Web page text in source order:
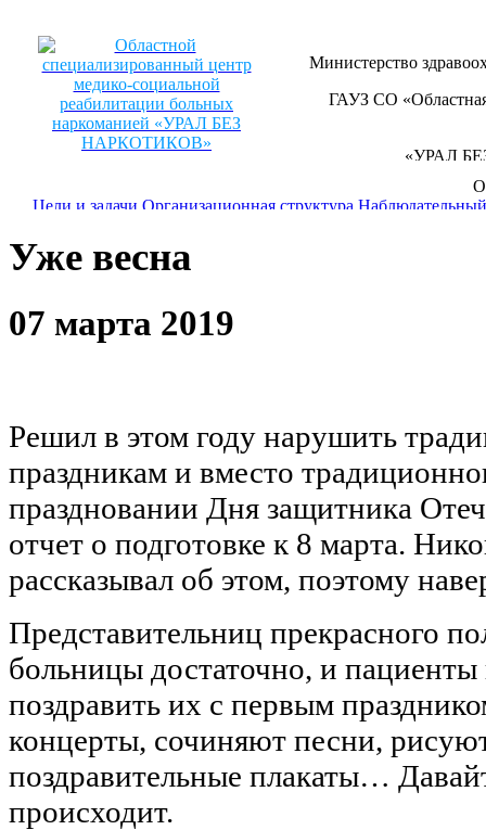
Министерство
ГАУЗ СО «Областная
«УРАЛ
+7 (343) 358-
Цели и задачи Организационная структура
Реабилитационный центр
Новости Наша газета Фотоальбомы
Уже весна
07 марта 2019
Решил в этом году нарушить
праздникам и вместо
праздновании Дня защитника
отчет о подготовке к 8 марта.
рассказывал об этом, поэтому
Представительниц прекрасного
больницы достаточно, и пациенты
поздравить их с первым
концерты, сочиняют песни,
поздравительные плакаты…
происходит.